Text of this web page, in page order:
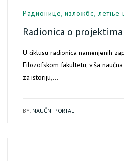
Радионице, изложбе, летње
Radionica o
U ciklusu radionica namenjenih
Filozofskom fakultetu, viša
za istoriju,…
BY: NAUČNI PORTAL